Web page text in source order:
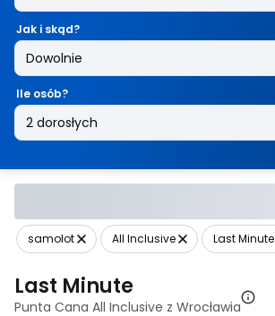
Jak i skąd?
Ile osób?
Last Minute
Punta Cana All Inclusive z Wrocławia
samolot All Inclusive Last Minute